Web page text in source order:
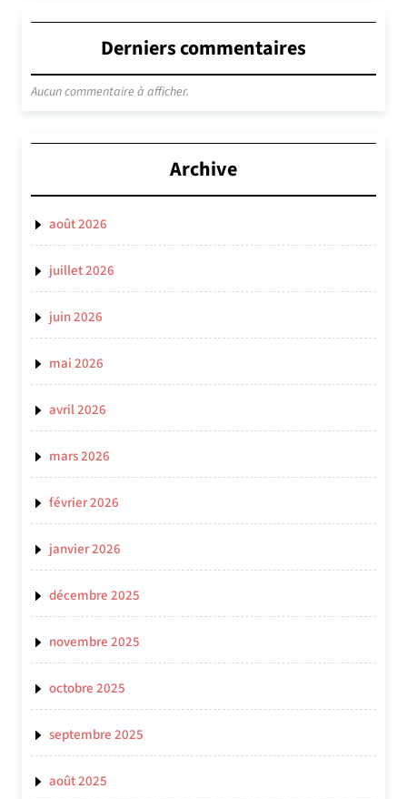
Derniers commentaires
Aucun commentaire à afficher.
Archive
août 2026
juillet 2026
juin 2026
mai 2026
avril 2026
mars 2026
février 2026
janvier 2026
décembre 2025
novembre 2025
octobre 2025
septembre 2025
août 2025